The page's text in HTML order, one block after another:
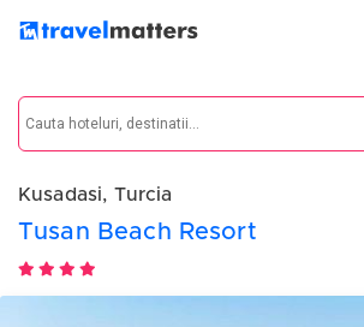
Kusadasi, Turcia
Tusan Beach Resort